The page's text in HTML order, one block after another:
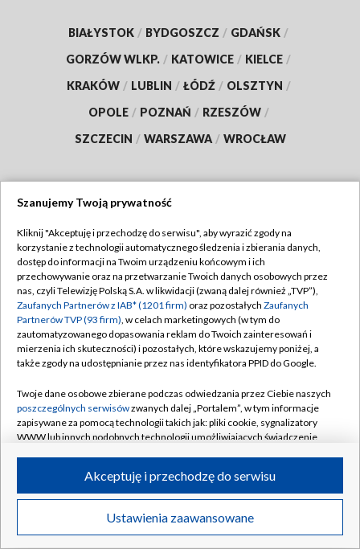
BIAŁYSTOK / BYDGOSZCZ / GDAŃSK /
GORZÓW WLKP. / KATOWICE / KIELCE /
KRAKÓW / LUBLIN / ŁÓDŹ / OLSZTYN /
OPOLE / POZNAŃ / RZESZÓW /
SZCZECIN / WARSZAWA / WROCŁAW
TVP
Abonament TVP
Emisja w TVP
Centrum informacji TVP
Naziemna Telewizja Cyfrowa
Rada Programowa
System NOS
Informacje o nadawcy
Program dla prasy
Ogłoszenie przetargowe
Regulamin TVP
Polityka prywatności
Moje zgody
Pomoc
Kontakt
Kanały
©2026 Telewizja Polska S.A. w likwidacji
Szanujemy Twoją prywatność
Kliknij "Akceptuję i przechodzę do serwisu", aby wyrazić zgody na
korzystanie z technologii automatycznego śledzenia i zbierania danych,
dostęp do informacji na Twoim urządzeniu końcowym i ich
przechowywanie oraz na przetwarzanie Twoich danych osobowych przez
nas, czyli Telewizję Polską S.A. w likwidacji (zwaną dalej również „TVP”),
Zaufanych Partnerów z IAB* (1201 firm) oraz pozostałych Zaufanych
Partnerów TVP (93 firm), w celach marketingowych (w tym do
zautomatyzowanego dopasowania reklam do Twoich zainteresowań i
mierzenia ich skuteczności) i pozostałych, które wskazujemy poniżej, a
także zgody na udostępnianie przez nas identyfikatora PPID do Google.
Twoje dane osobowe zbierane podczas odwiedzania przez Ciebie naszych
poszczególnych serwisówzwanych dalej „Portalem”, w tym informacje
zapisywane za pomocą technologii takich jak: pliki cookie, sygnalizatory
WWW lub innych podobnych technologii umożliwiających świadczenie
ruchu w Internecie.
Twoje dane osobowe zbierane podczas odwiedzania przez Ciebie
poszczególnych serwisówna Portalu, takie jak adresy IP, identyfikatory
Ustawienia zaawansowane
Akceptuję i przechodzę do serwisu